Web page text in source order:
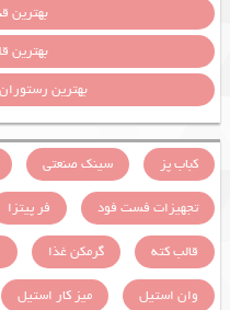
بهترین
بهترین
بهترین
کباب پز سینک صنعتی
تجهیزات فست فود
فر پیتزا
قالب کته
گرمکن غذا
وان استیل
میز کار استیل